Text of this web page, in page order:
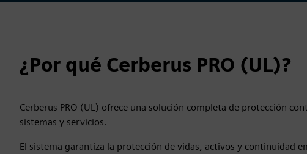
¿Por qué Cerberus PRO (UL)?
Cerberus PRO (UL) ofrece una solución completa de protección
sistemas y servicios.
El sistema garantiza la protección de vidas, activos y continuidad